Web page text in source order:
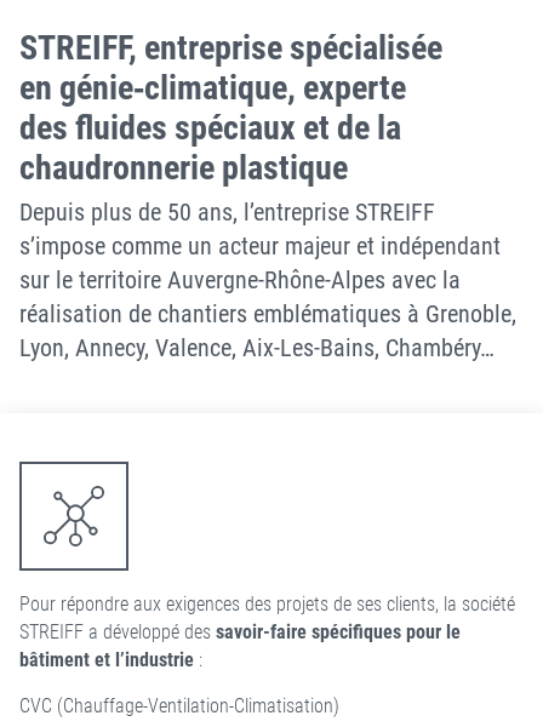
STREIFF, entreprise spécialisée
en génie‑climatique, experte
des fluides spéciaux et de la
chaudronnerie plastique
Depuis plus de 50 ans, l’entreprise STREIFF
s’impose comme un acteur majeur et indépendant
sur le territoire Auvergne-Rhône-Alpes avec la
réalisation de chantiers emblématiques à Grenoble,
Lyon, Annecy, Valence, Aix-Les-Bains, Chambéry…
Pour répondre aux exigences des projets de ses clients, la société
STREIFF a développé des savoir-faire spécifiques pour le
bâtiment et l’industrie :
CVC (Chauffage-Ventilation-Climatisation)